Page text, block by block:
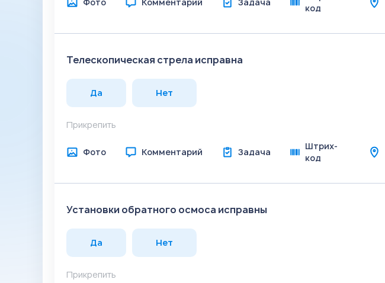
код
Телескопическая стрела исправна
Да Нет
Прикрепить
Фото Комментарий Задача
Штрих-
код
Установки обратного осмоса исправны
Да Нет
Прикрепить